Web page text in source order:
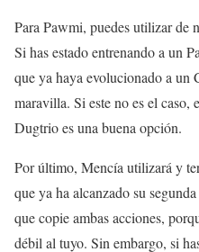
Para Pawmi, puedes utilizar de
Si has estado entrenando a un
que ya haya evolucionado a un
maravilla. Si este no es el
Dugtrio es una buena opción.
Por último, Mencía utilizará y
que ya ha alcanzado su
que copie ambas acciones,
débil al tuyo. Sin embargo, si